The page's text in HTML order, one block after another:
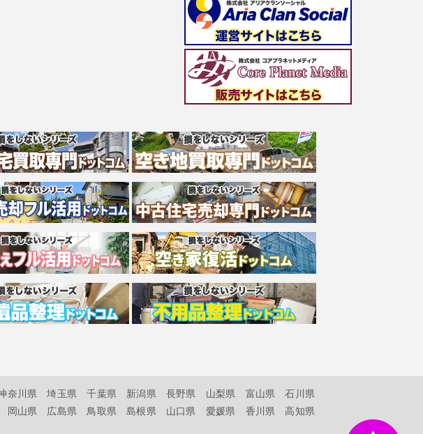
奈川県 埼玉県 千葉県 新潟県 長野県 山梨県 富山県
石川県
岡山県 広島県 鳥取県 島根県 山口県 愛媛県 香川県
高知県